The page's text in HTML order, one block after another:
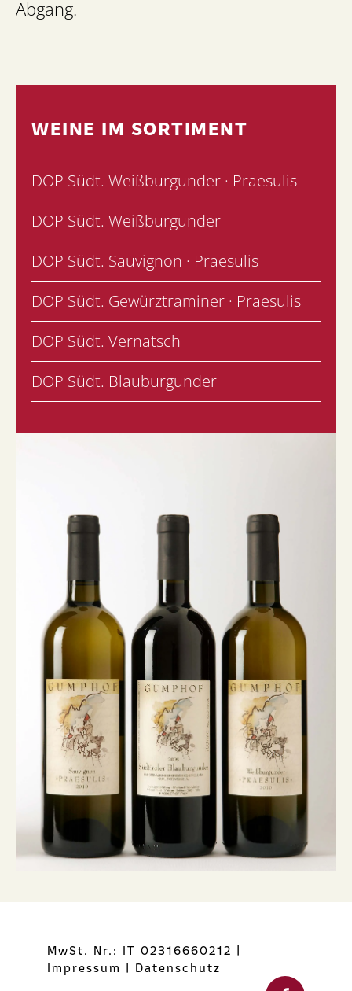
Abgang.
WEINE IM SORTIMENT
DOP Südt. Weißburgunder · Praesulis
DOP Südt. Weißburgunder
DOP Südt. Sauvignon · Praesulis
DOP Südt. Gewürztraminer · Praesulis
DOP Südt. Vernatsch
DOP Südt. Blauburgunder
MwSt. Nr.: IT 02316660212 |
Impressum | Datenschutz